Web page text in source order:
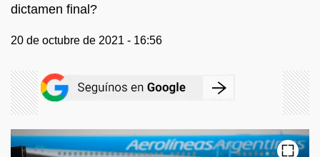
dictamen final?
20 de octubre de 2021 - 16:56